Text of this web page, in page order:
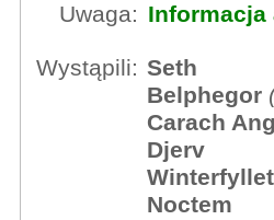
Uwaga: Informacja
Wystąpili: Seth
Belphegor
Carach
Djerv
Noctem